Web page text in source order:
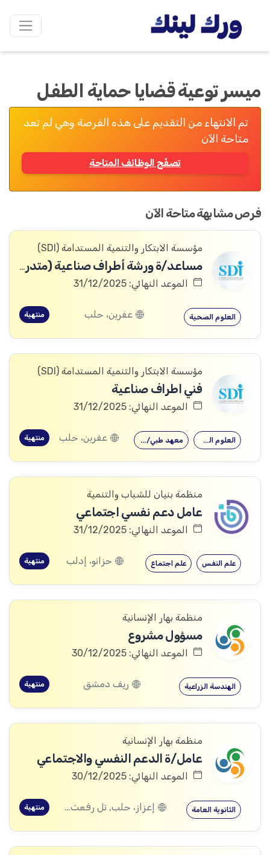
ميسر توعية قضايا حماية الطفل
تم الانتهاء من التقديم على هذه الفرصة وهي لم تعد
متاحة الآن
تصفّح الوظائف المتاحة
فرص مشابهة متاحة الآن
مؤسسة الابتكار والتنمية المستدامة (SDI)
مساعد/ة ورشة أطراف صناعية (متدرب/ة أطراف صناعية)
الموعد النهائي: 31/12/2025
العلوم الصحية عفرين، حلب منتهية
مؤسسة الابتكار والتنمية المستدامة (SDI)
فني اطراف صناعية
الموعد النهائي: 31/12/2025
معهد طبي/صحي العلوم الصحية عفرين، حلب منتهية
منظمة بنيان للشباب والتنمية
عامل دعم نفسي اجتماعي
الموعد النهائي: 31/12/2025
علم اجتماع علم النفس حزانو، إدلب منتهية
منظمة بهار الإنسانية
مسؤول مشروع
الموعد النهائي: 30/12/2025
الهندسة الزراعية ريف دمشق منتهية
منظمة بهار الإنسانية
عامل/ة الدعم النفسي والاجتماعي
الموعد النهائي: 30/12/2025
الثانوية العامة إعزاز، حلب, تل رفعت، إعزاز، حلب منتهية